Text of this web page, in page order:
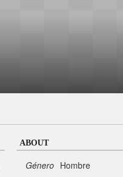
ABOUT
Género Hombre